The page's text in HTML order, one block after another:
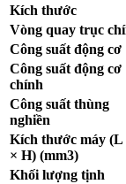
Kích thước
Vòng quay trục
Công suất động cơ
Công suất động cơ
chính
Công suất thùng
nghiền
Kích thước máy (L
× H) (mm3)
Khối lượng tịnh